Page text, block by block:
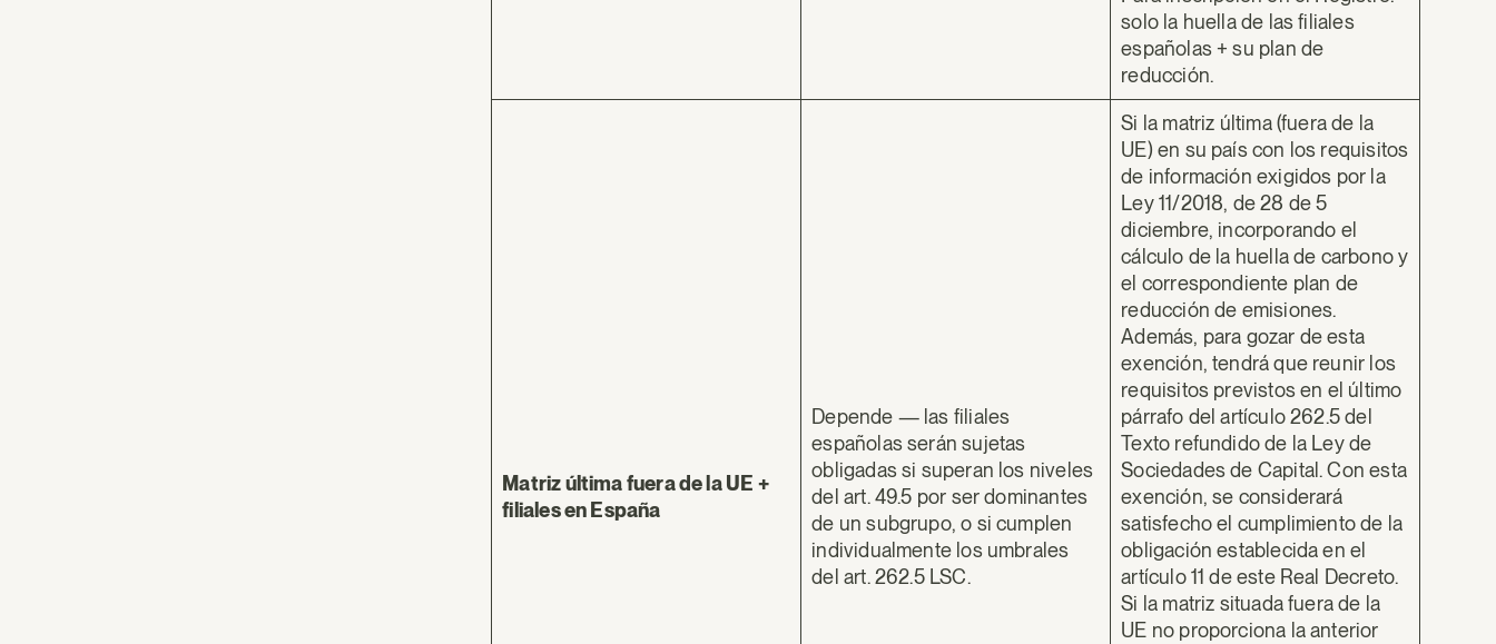
solo la huella de las filiales
españolas + su plan de
reducción.
Matriz última fuera de la UE +
filiales en España
Depende — las filiales
españolas serán sujetas
obligadas si superan los niveles
del art. 49.5 por ser dominantes
de un subgrupo, o si cumplen
individualmente los umbrales
del art. 262.5 LSC.
Si la matriz última (fuera de la
UE) en su país con los requisitos
de información exigidos por la
Ley 11/2018, de 28 de 5
diciembre, incorporando el
cálculo de la huella de carbono y
el correspondiente plan de
reducción de emisiones.
Además, para gozar de esta
exención, tendrá que reunir los
requisitos previstos en el último
párrafo del artículo 262.5 del
Texto refundido de la Ley de
Sociedades de Capital. Con esta
exención, se considerará
satisfecho el cumplimiento de la
obligación establecida en el
artículo 11 de este Real Decreto.
Si la matriz situada fuera de la
UE no proporciona la anterior